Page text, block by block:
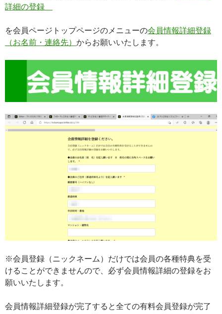
詳細の登録
を会員ページトップページのメニューの会員情報詳細登録
（お名前・連絡先） からお願いいたします。
※会員登録（ニックネーム）だけでは会員の各種特典を受
けることができませんので、必ず会員情報詳細の登録をお
願いいたします。
会員情報詳細登録が完了すると全ての有料会員登録が完了